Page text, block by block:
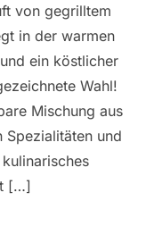
von gegrilltem
in der warmen
ein köstlicher
Wahl!
Mischung aus
Spezialitäten und
[…]